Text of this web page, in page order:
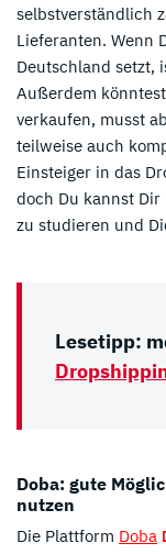
selbstverständlich
Lieferanten. Wenn
Deutschland setzt,
Außerdem
verkaufen, musst
teilweise auch
Einsteiger in das
doch Du kannst
zu studieren und
Lesetipp:
Doba: gute
nutzen
Die Plattform Doba